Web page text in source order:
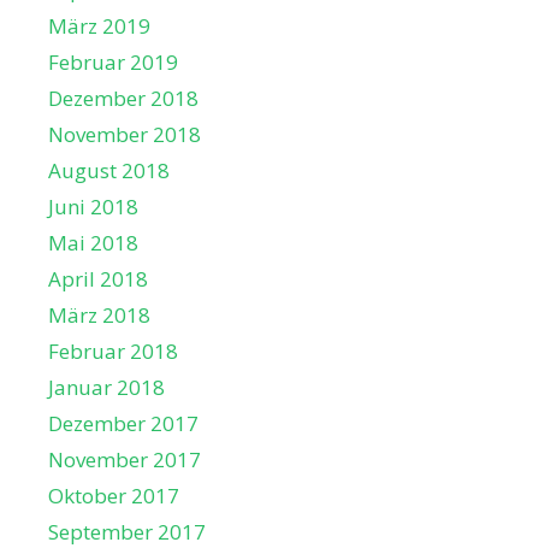
März 2019
Februar 2019
Dezember 2018
November 2018
August 2018
Juni 2018
Mai 2018
April 2018
März 2018
Februar 2018
Januar 2018
Dezember 2017
November 2017
Oktober 2017
September 2017